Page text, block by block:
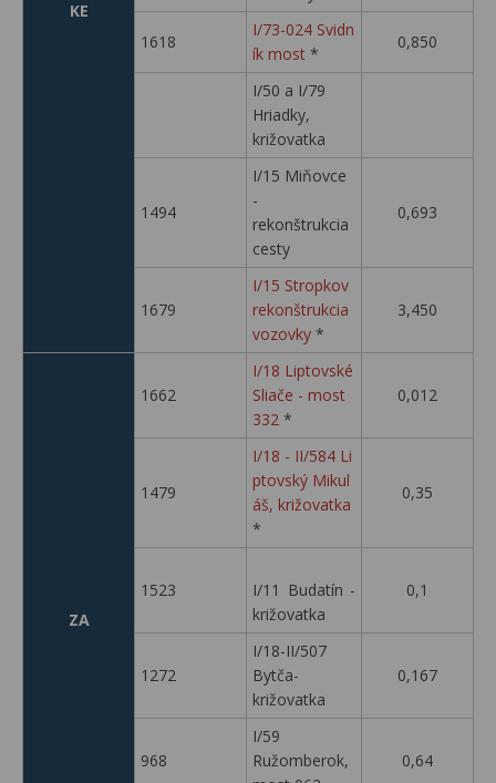
KE
1618
I/73-024 Svidn
ík most *
0,850
I/50 a I/79
Hriadky,
križovatka
1494
I/15 Miňovce
-
rekonštrukcia
cesty
0,693
1679
I/15 Stropkov
rekonštrukcia
vozovky *
3,450
ZA
1662
I/18 Liptovské
Sliače - most
332 *
0,012
1479
I/18 - II/584 Li
ptovský Mikul
áš, križovatka
*
0,35
1523
I/11 Budatín -
križovatka
0,1
1272
I/18-II/507
Bytča-
križovatka
0,167
968
I/59
Ružomberok,
0,64